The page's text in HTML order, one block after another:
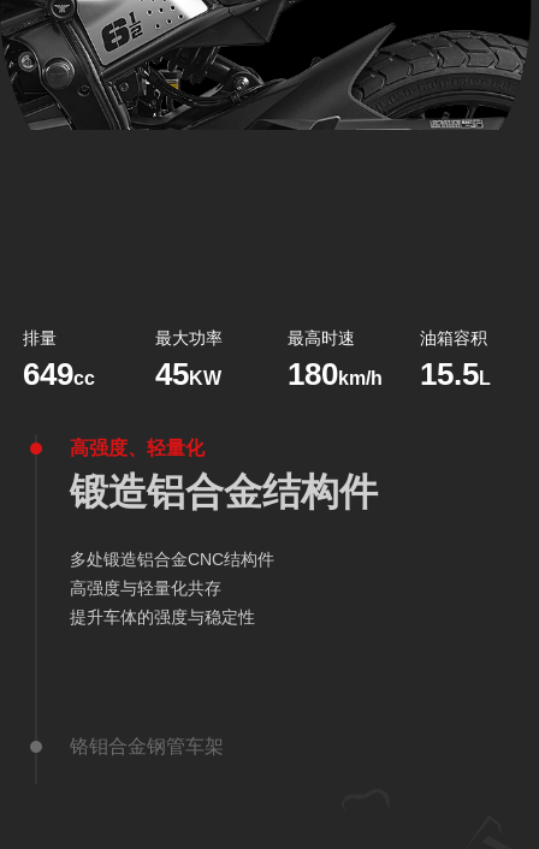
排量
649cc
最大功率
45KW
最高时速
180km/h
油箱容积
15.5L
高强度、轻量化
锻造铝合金结构件
多处锻造铝合金CNC结构件
高强度与轻量化共存
提升车体的强度与稳定性
铬钼合金钢管车架